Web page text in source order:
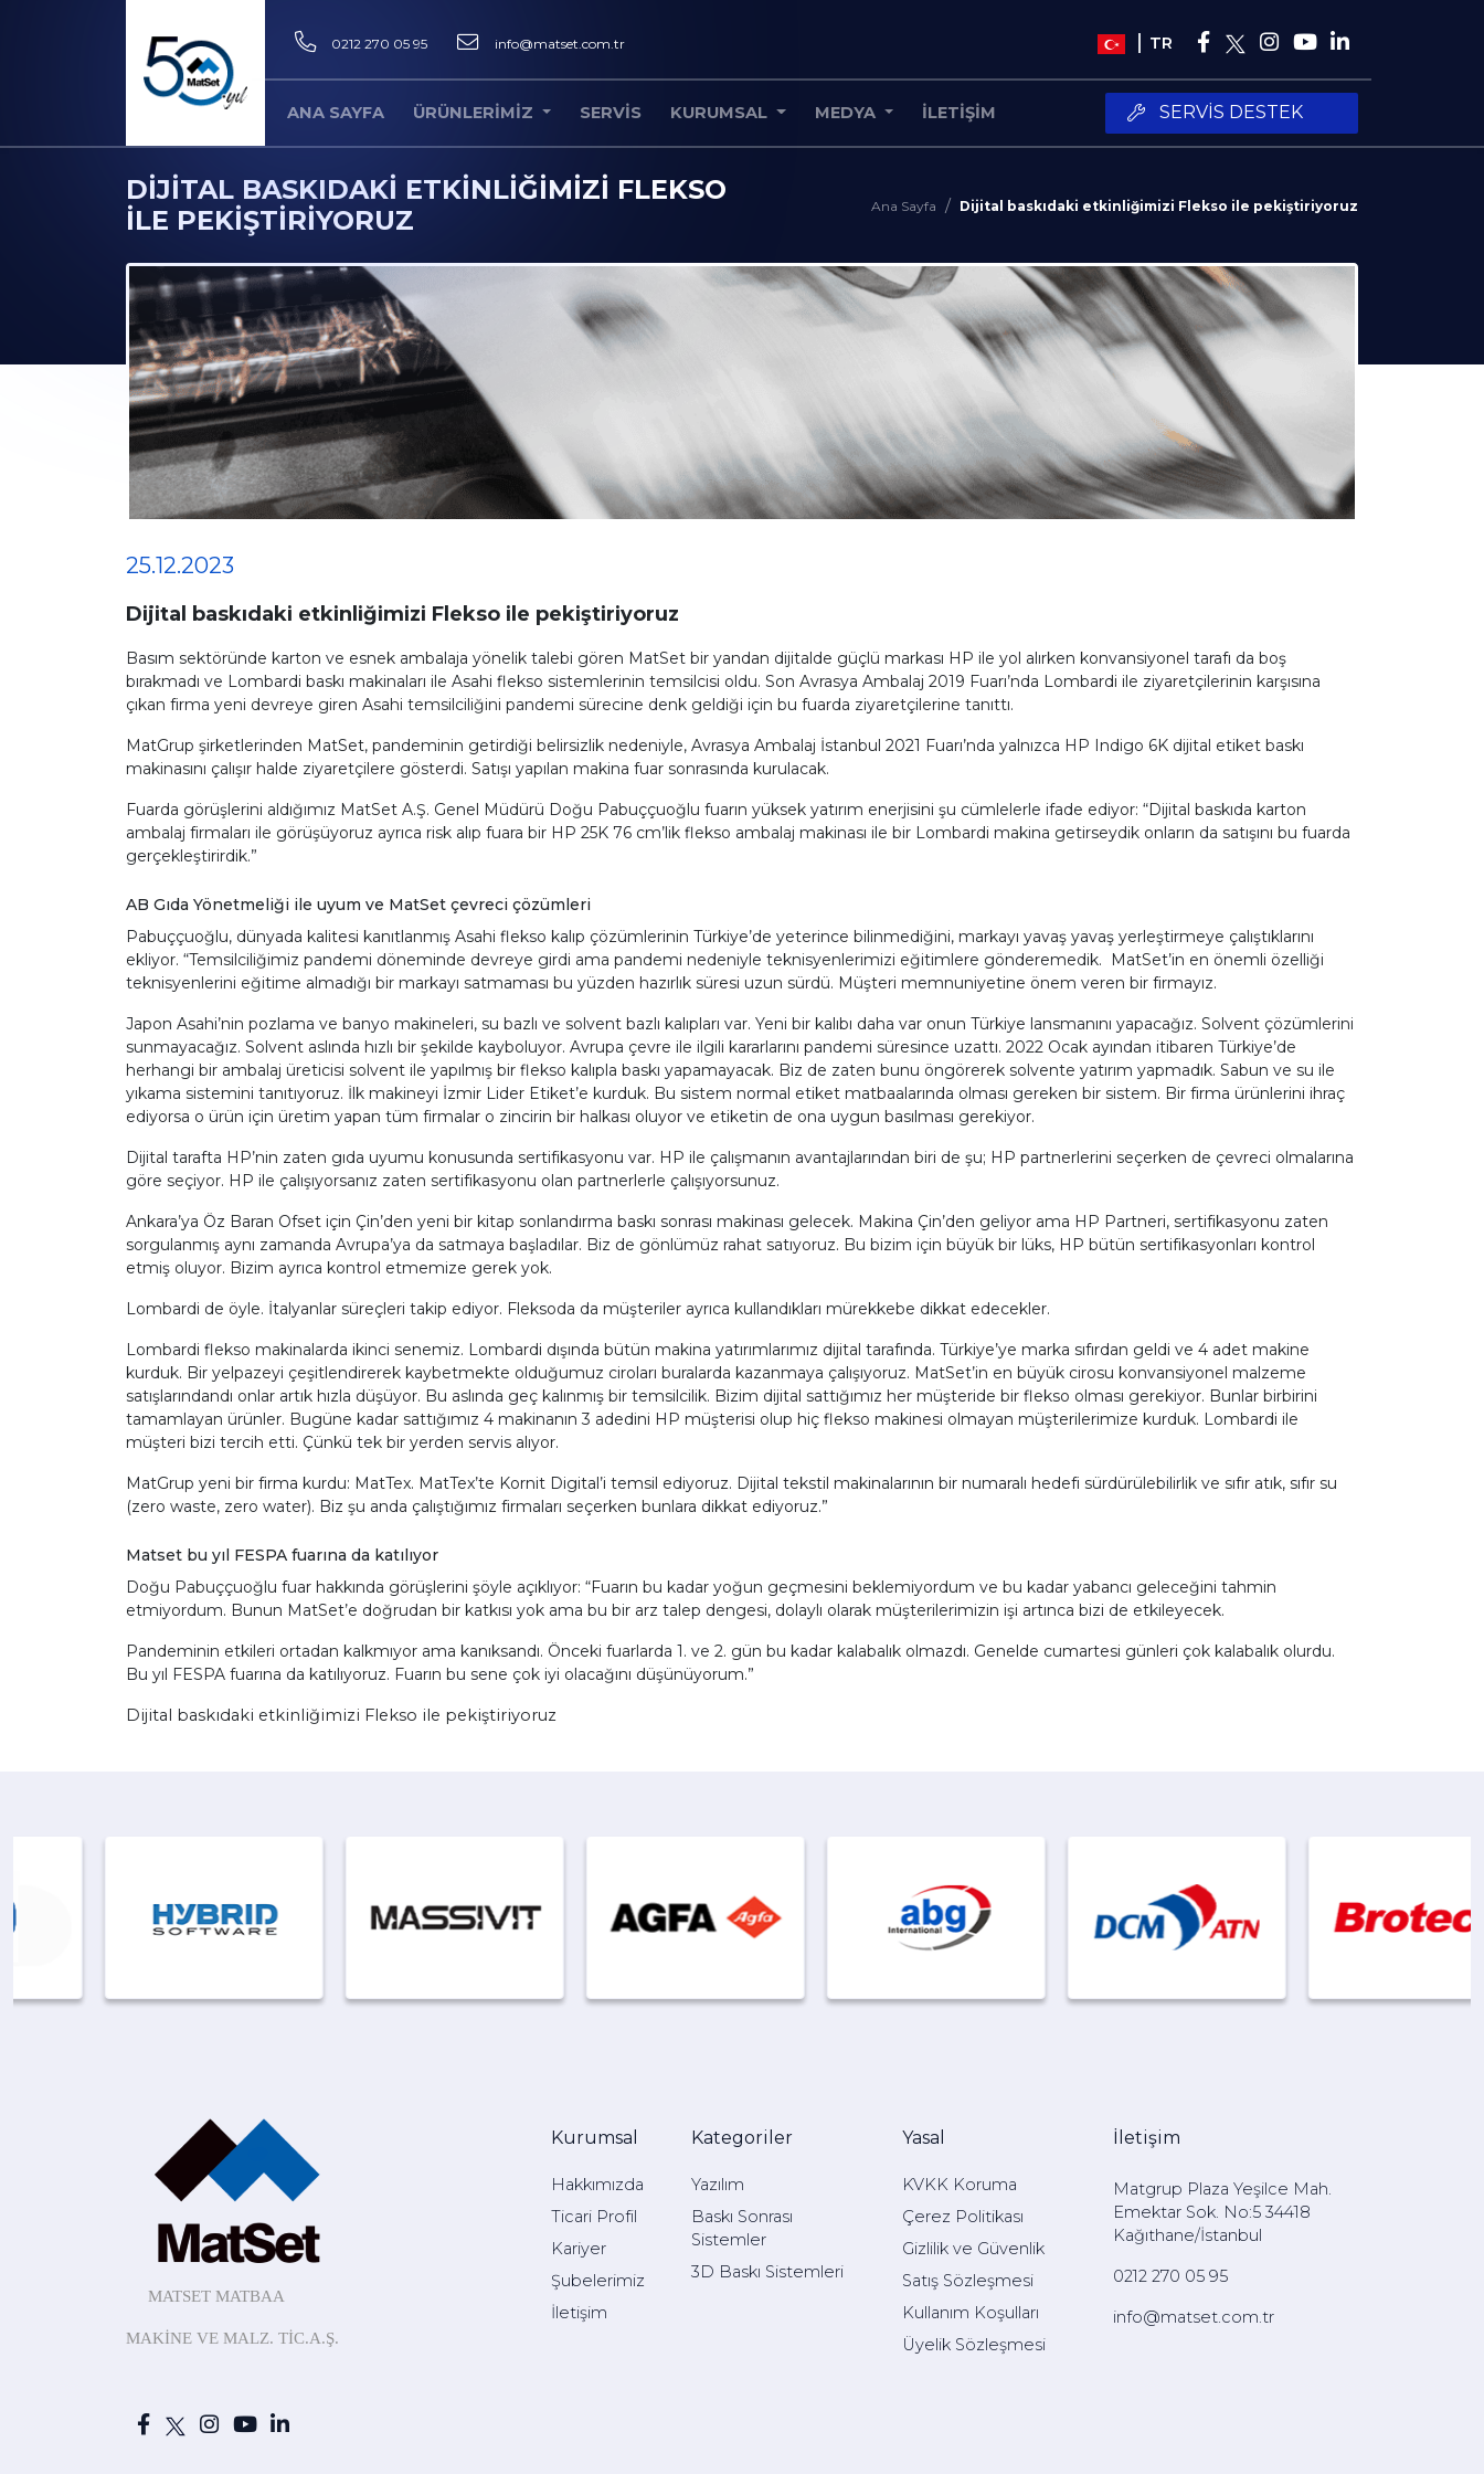
0212 270 05 95 info@matset.com.tr TR
ANA SAYFA ÜRÜNLERIMIZ SERVIS KURUMSAL MEDYA İLETIŞIM SERVIS DESTEK
DIJITAL BASKIDAKI ETKINLIĞIMIZI FLEKSO
ILE PEKIŞTIRIYORUZ
Ana Sayfa Dijital baskıdaki etkinliğimizi Flekso ile pekiştiriyoruz
25.12.2023
Dijital baskıdaki etkinliğimizi Flekso ile pekiştiriyoruz
Basım sektöründe karton ve esnek ambalaja yönelik talebi gören MatSet bir yandan dijitalde güçlü markası HP ile yol alırken konvansiyonel tarafı da boş
bırakmadı ve Lombardi baskı makinaları ile Asahi flekso sistemlerinin temsilcisi oldu. Son Avrasya Ambalaj 2019 Fuarı’nda Lombardi ile ziyaretçilerinin karşısına
çıkan firma yeni devreye giren Asahi temsilciliğini pandemi sürecine denk geldiği için bu fuarda ziyaretçilerine tanıttı.
MatGrup şirketlerinden MatSet, pandeminin getirdiği belirsizlik nedeniyle, Avrasya Ambalaj İstanbul 2021 Fuarı’nda yalnızca HP Indigo 6K dijital etiket baskı
makinasını çalışır halde ziyaretçilere gösterdi. Satışı yapılan makina fuar sonrasında kurulacak.
Fuarda görüşlerini aldığımız MatSet A.Ş. Genel Müdürü Doğu Pabuççuoğlu fuarın yüksek yatırım enerjisini şu cümlelerle ifade ediyor: “Dijital baskıda karton
ambalaj firmaları ile görüşüyoruz ayrıca risk alıp fuara bir HP 25K 76 cm’lik flekso ambalaj makinası ile bir Lombardi makina getirseydik onların da satışını bu fuarda
gerçekleştirirdik.”
AB Gıda Yönetmeliği ile uyum ve MatSet çevreci çözümleri
Pabuççuoğlu, dünyada kalitesi kanıtlanmış Asahi flekso kalıp çözümlerinin Türkiye’de yeterince bilinmediğini, markayı yavaş yavaş yerleştirmeye çalıştıklarını
ekliyor. “Temsilciliğimiz pandemi döneminde devreye girdi ama pandemi nedeniyle teknisyenlerimizi eğitimlere gönderemedik. MatSet’in en önemli özelliği
teknisyenlerini eğitime almadığı bir markayı satmaması bu yüzden hazırlık süresi uzun sürdü. Müşteri memnuniyetine önem veren bir firmayız.
Japon Asahi’nin pozlama ve banyo makineleri, su bazlı ve solvent bazlı kalıpları var. Yeni bir kalıbı daha var onun Türkiye lansmanını yapacağız. Solvent çözümlerini
sunmayacağız. Solvent aslında hızlı bir şekilde kayboluyor. Avrupa çevre ile ilgili kararlarını pandemi süresince uzattı. 2022 Ocak ayından itibaren Türkiye’de
herhangi bir ambalaj üreticisi solvent ile yapılmış bir flekso kalıpla baskı yapamayacak. Biz de zaten bunu öngörerek solvente yatırım yapmadık. Sabun ve su ile
yıkama sistemini tanıtıyoruz. İlk makineyi İzmir Lider Etiket’e kurduk. Bu sistem normal etiket matbaalarında olması gereken bir sistem. Bir firma ürünlerini ihraç
ediyorsa o ürün için üretim yapan tüm firmalar o zincirin bir halkası oluyor ve etiketin de ona uygun basılması gerekiyor.
Dijital tarafta HP’nin zaten gıda uyumu konusunda sertifikasyonu var. HP ile çalışmanın avantajlarından biri de şu; HP partnerlerini seçerken de çevreci olmalarına
göre seçiyor. HP ile çalışıyorsanız zaten sertifikasyonu olan partnerlerle çalışıyorsunuz.
Ankara’ya Öz Baran Ofset için Çin’den yeni bir kitap sonlandırma baskı sonrası makinası gelecek. Makina Çin’den geliyor ama HP Partneri, sertifikasyonu zaten
sorgulanmış aynı zamanda Avrupa’ya da satmaya başladılar. Biz de gönlümüz rahat satıyoruz. Bu bizim için büyük bir lüks, HP bütün sertifikasyonları kontrol
etmiş oluyor. Bizim ayrıca kontrol etmemize gerek yok.
Lombardi de öyle. İtalyanlar süreçleri takip ediyor. Fleksoda da müşteriler ayrıca kullandıkları mürekkebe dikkat edecekler.
Lombardi flekso makinalarda ikinci senemiz. Lombardi dışında bütün makina yatırımlarımız dijital tarafında. Türkiye’ye marka sıfırdan geldi ve 4 adet makine
kurduk. Bir yelpazeyi çeşitlendirerek kaybetmekte olduğumuz ciroları buralarda kazanmaya çalışıyoruz. MatSet’in en büyük cirosu konvansiyonel malzeme
satışlarındandı onlar artık hızla düşüyor. Bu aslında geç kalınmış bir temsilcilik. Bizim dijital sattığımız her müşteride bir flekso olması gerekiyor. Bunlar birbirini
tamamlayan ürünler. Bugüne kadar sattığımız 4 makinanın 3 adedini HP müşterisi olup hiç flekso makinesi olmayan müşterilerimize kurduk. Lombardi ile
müşteri bizi tercih etti. Çünkü tek bir yerden servis alıyor.
MatGrup yeni bir firma kurdu: MatTex. MatTex’te Kornit Digital’i temsil ediyoruz. Dijital tekstil makinalarının bir numaralı hedefi sürdürülebilirlik ve sıfır atık, sıfır su
(zero waste, zero water). Biz şu anda çalıştığımız firmaları seçerken bunlara dikkat ediyoruz.”
Matset bu yıl FESPA fuarına da katılıyor
Doğu Pabuççuoğlu fuar hakkında görüşlerini şöyle açıklıyor: “Fuarın bu kadar yoğun geçmesini beklemiyordum ve bu kadar yabancı geleceğini tahmin
etmiyordum. Bunun MatSet’e doğrudan bir katkısı yok ama bu bir arz talep dengesi, dolaylı olarak müşterilerimizin işi artınca bizi de etkileyecek.
Pandeminin etkileri ortadan kalkmıyor ama kanıksandı. Önceki fuarlarda 1. ve 2. gün bu kadar kalabalık olmazdı. Genelde cumartesi günleri çok kalabalık olurdu.
Bu yıl FESPA fuarına da katılıyoruz. Fuarın bu sene çok iyi olacağını düşünüyorum.”
Dijital baskıdaki etkinliğimizi Flekso ile pekiştiriyoruz
MATSET MATBAA
MAKİNE VE MALZ. TİC.A.Ş.
Kurumsal
Hakkımızda
Ticari Profil
Kariyer
Şubelerimiz
İletişim
Kategoriler
Yazılım
Baskı Sonrası
Sistemler
3D Baskı Sistemleri
Yasal
KVKK Koruma
Çerez Politikası
Gizlilik ve Güvenlik
Satış Sözleşmesi
Kullanım Koşulları
Üyelik Sözleşmesi
İletişim
Matgrup Plaza Yeşilce Mah.
Emektar Sok. No:5 34418
Kağıthane/İstanbul
0212 270 05 95
info@matset.com.tr